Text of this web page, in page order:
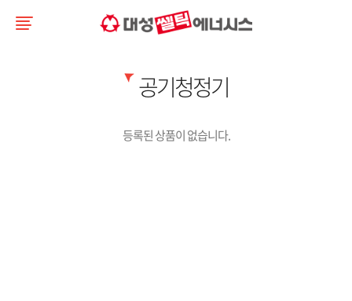
공기청정기
등록된 상품이 없습니다.